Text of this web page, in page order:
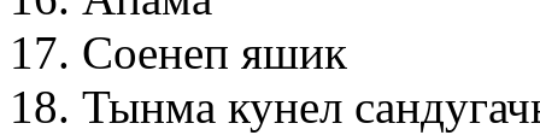
17. Соенеп яшик
18. Тынма кунел